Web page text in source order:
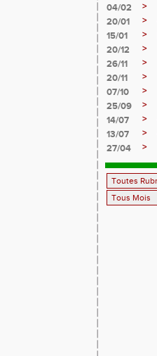
04/02
>
20/01
>
15/01
>
20/12
>
26/11
>
20/11
>
07/10
>
25/09
>
14/07
>
13/07
>
27/04
>